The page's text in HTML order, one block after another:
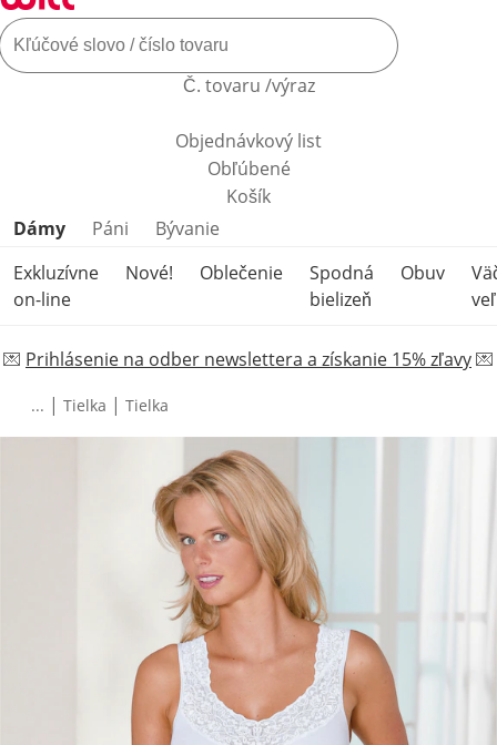
Č. tovaru /výraz
Objednávkový list
Obľúbené
Košík
Preskočiť kategórie produktov
Dámy Páni
Bývanie
Exkluzívne
on-line
Nové! Oblečenie
Spodná
bielizeň
Obuv
💌 Prihlásenie na odber newslettera a získanie 15% zľavy💌
... | Tielka | Tielka